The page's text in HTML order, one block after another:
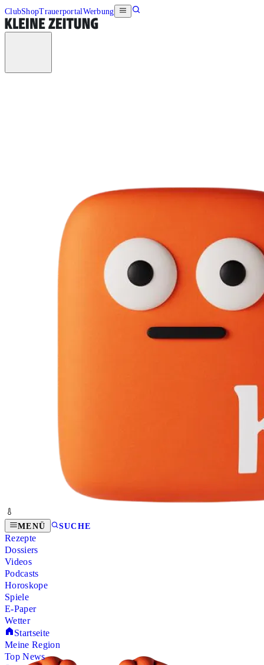
ClubShopTrauerportalWerbung
MENÜ SUCHE
Rezepte
Dossiers
Videos
Podcasts
Horoskope
Spiele
E-Paper
Wetter
Startseite
Meine Region
Top News